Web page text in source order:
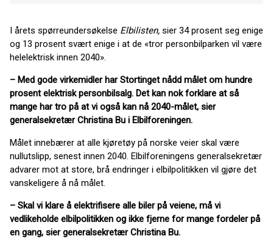
I årets spørreundersøkelse Elbilisten, sier 34 prosent seg enige
og 13 prosent svært enige i at de «tror personbilparken vil være
helelektrisk innen 2040».
– Med gode virkemidler har Stortinget nådd målet om hundre
prosent elektrisk personbilsalg. Det kan nok forklare at så
mange har tro på at vi også kan nå 2040-målet, sier
generalsekretær Christina Bu i Elbilforeningen.
Målet innebærer at alle kjøretøy på norske veier skal være
nullutslipp, senest innen 2040. Elbilforeningens generalsekretær
advarer mot at store, brå endringer i elbilpolitikken vil gjøre det
vanskeligere å nå målet.
– Skal vi klare å elektrifisere alle biler på veiene, må vi
vedlikeholde elbilpolitikken og ikke fjerne for mange fordeler på
en gang, sier generalsekretær Christina Bu.